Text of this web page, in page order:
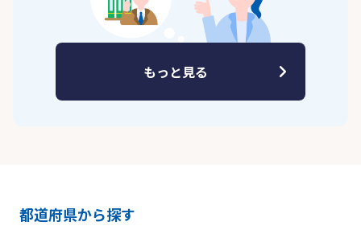
もっと見る
都道府県から探す